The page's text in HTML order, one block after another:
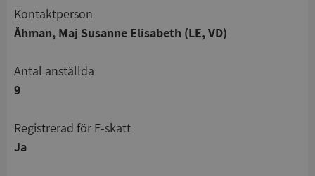
Kontaktperson
Åhman, Maj Susanne Elisabeth (LE, VD)
Antal anställda
9
registrerad för F-skatt
Ja